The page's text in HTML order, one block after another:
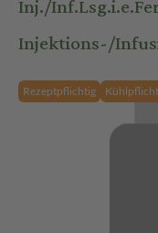
Injektions-/
Rezeptpflichtig